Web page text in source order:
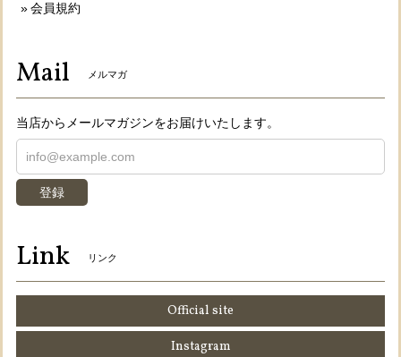
会員規約
Mail メルマガ
当店からメールマガジンをお届けいたします。
登録
Link リンク
Official site
Instagram